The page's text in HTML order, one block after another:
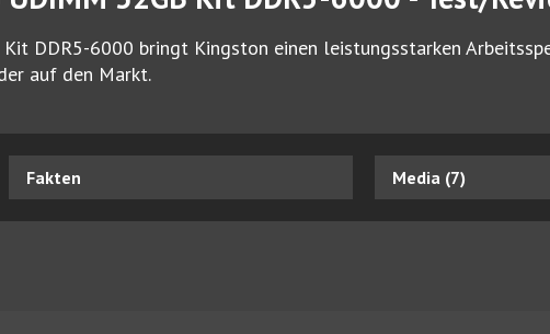
DDR5-6000 bringt Kingston einen leistungsstarken
auf den Markt.
Fakten Media (7)